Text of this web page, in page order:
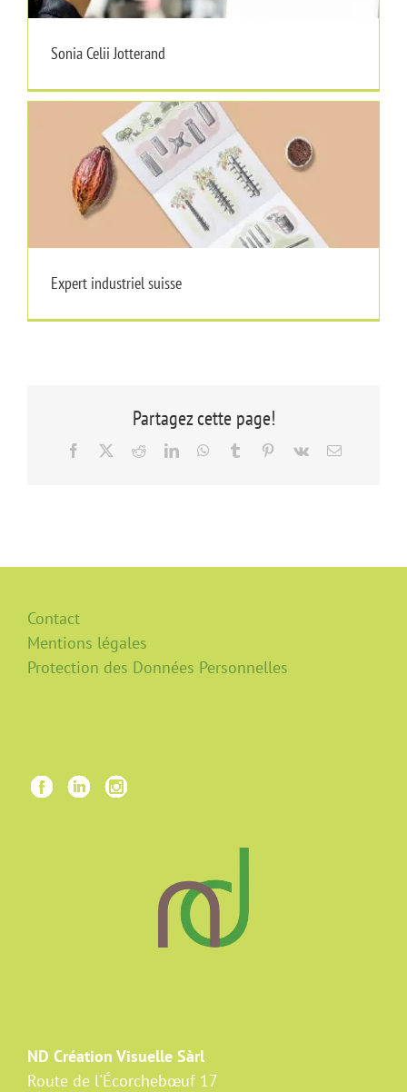
Sonia Celii Jotterand
Expert industriel suisse
Expert industriel suisse
Partagez cette page!
Facebook RedditLinkedInWhatsApp
Tumblr Pinterest
Vk Email
Contact
Mentions légales
Protection des Données Personnelles
ND Création Visuelle Sàrl
Route de l'Écorchebœuf 17